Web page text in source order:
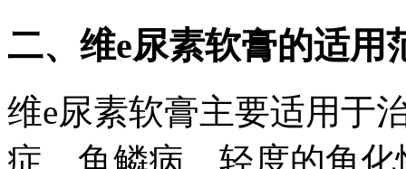
二、维e尿素软膏的适用
维e尿素软膏主要适用于
症、鱼鳞病、轻度的角